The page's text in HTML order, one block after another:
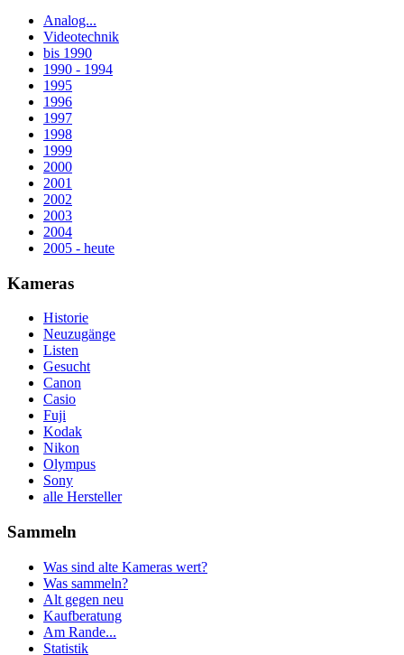
Analog...
Videotechnik
bis 1990
1990 - 1994
1995
1996
1997
1998
1999
2000
2001
2002
2003
2004
2005 - heute
Kameras
Historie
Neuzugänge
Listen
Gesucht
Canon
Casio
Fuji
Kodak
Nikon
Olympus
Sony
alle Hersteller
Sammeln
Was sind alte Kameras wert?
Was sammeln?
Alt gegen neu
Kaufberatung
Am Rande...
Statistik